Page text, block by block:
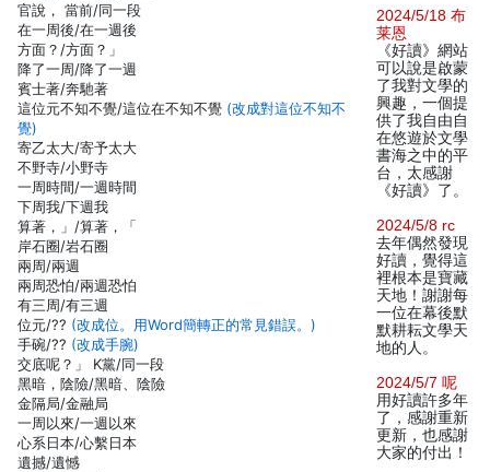
官說， 當前/同一段
在一周後/在一週後
方面？/方面？」
降了一周/降了一週
賓士著/奔馳著
這位元不知不覺/這位在不知不覺 (改成對這位不知不
覺)
寄乙太大/寄予太大
不野寺/小野寺
一周時間/一週時間
下周我/下週我
算著，」/算著，「
岸石圈/岩石圈
兩周/兩週
兩周恐怕/兩週恐怕
有三周/有三週
位元/?? (改成位。用Word簡轉正的常見錯誤。)
手碗/?? (改成手腕)
交底呢？」 K黨/同一段
黑暗，陰險/黑暗、陰險
金隔局/金融局
一周以來/一週以來
心系日本/心繫日本
遺撼/遺憾
2024/5/18 布
莱恩
《好讀》網站
可以說是啟蒙
了我對文學的
興趣，一個提
供了我自由自
在悠遊於文學
書海之中的平
台，太感謝
《好讀》了。
2024/5/8 rc
去年偶然發現
好讀，覺得這
裡根本是寶藏
天地！謝謝每
一位在幕後默
默耕耘文學天
地的人。
2024/5/7 呢
用好讀許多年
了，感謝重新
更新，也感謝
大家的付出！